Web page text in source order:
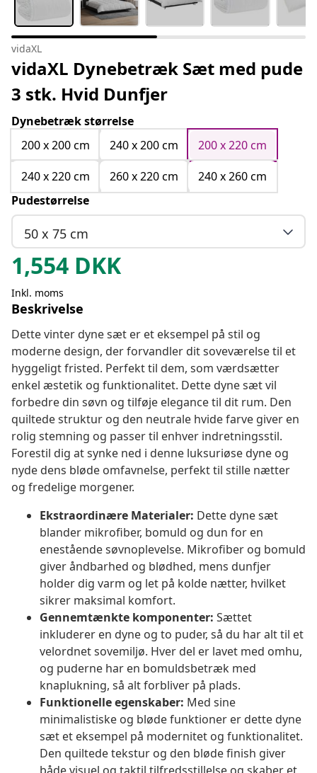
vidaXL
vidaXL Dynebetræk Sæt med pude
3 stk. Hvid Dunfjer
Dynebetræk størrelse
200 x 200 cm
240 x 200 cm
200 x 220 cm
240 x 220 cm
260 x 220 cm
240 x 260 cm
Pudestørrelse
50 x 75 cm
1,554 DKK
Inkl. moms
Beskrivelse
Dette vinter dyne sæt er et eksempel på stil og
moderne design, der forvandler dit soveværelse til et
hyggeligt fristed. Perfekt til dem, som værdsætter
enkel æstetik og funktionalitet. Dette dyne sæt vil
forbedre din søvn og tilføje elegance til dit rum. Den
quiltede struktur og den neutrale hvide farve giver en
rolig stemning og passer til enhver indretningsstil.
Forestil dig at synke ned i denne luksuriøse dyne og
nyde dens bløde omfavnelse, perfekt til stille nætter
og fredelige morgener.
Ekstraordinære Materialer: Dette dyne sæt
blander mikrofiber, bomuld og dun for en
enestående søvnoplevelse. Mikrofiber og bomuld
giver åndbarhed og blødhed, mens dunfjer
holder dig varm og let på kolde nætter, hvilket
sikrer maksimal komfort.
Gennemtænkte komponenter: Sættet
inkluderer en dyne og to puder, så du har alt til et
velordnet sovemiljø. Hver del er lavet med omhu,
og puderne har en bomuldsbetræk med
knaplukning, så alt forbliver på plads.
Funktionelle egenskaber: Med sine
minimalistiske og bløde funktioner er dette dyne
sæt et eksempel på modernitet og funktionalitet.
Den quiltede tekstur og den bløde finish giver